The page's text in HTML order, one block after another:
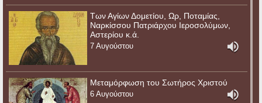
Των Αγίων Δομετίου, Ωρ, Ποταμίας,
Ναρκίσσου Πατριάρχου Ιεροσολύμων,
Αστερίου κ.ά.
7 Αυγούστου
Μεταμόρφωση του Σωτήρος Χριστού
6 Αυγούστου